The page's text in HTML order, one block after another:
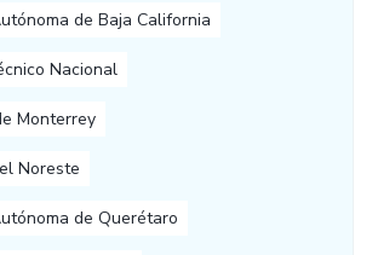
de Baja California
Nacional
Monterrey
Noreste
de Querétaro